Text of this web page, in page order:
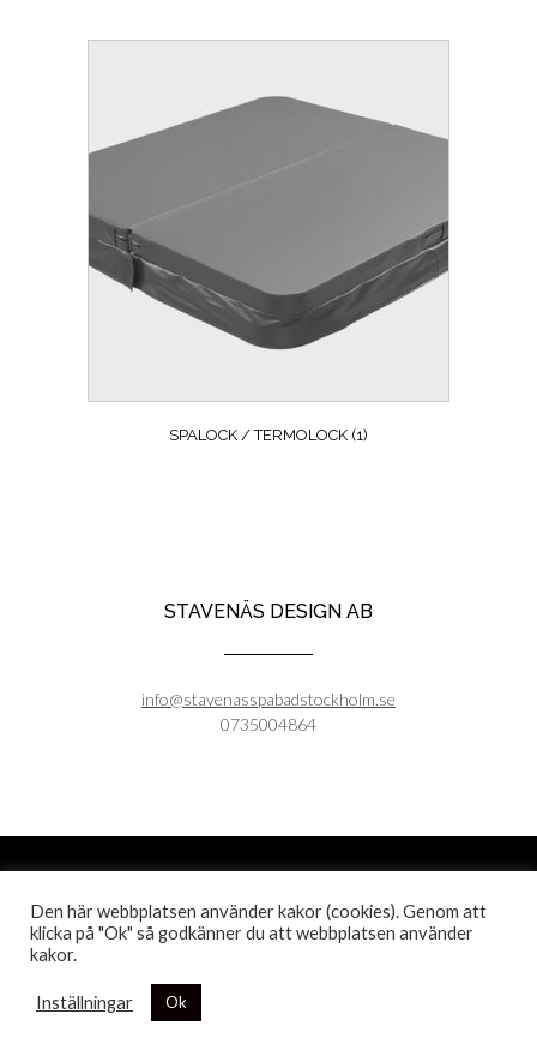
SPALOCK / TERMOLOCK (1)
STAVENÄS DESIGN AB
info@stavenasspabadstockholm.se
0735004864
Org.nummer 559076-6969
Kontakt
Den här webbplatsen använder kakor (cookies). Genom att
klicka på "Ok" så godkänner du att webbplatsen använder
kakor.
Inställningar Ok